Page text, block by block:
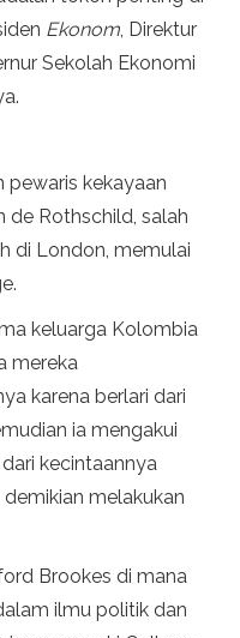
Ekonom, Direktur
Sekolah Ekonomi
pewaris kekayaan
de Rothschild, salah
di London, memulai
keluarga Kolombia
mereka
karena berlari dari
ia mengakui
kecintaannya
melakukan
Brookes di mana
ilmu politik dan